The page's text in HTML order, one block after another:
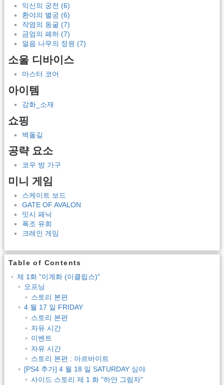
익신의 궁전 (6)
환야의 별궁 (6)
작염의 동굴 (7)
금엄의 폐허 (7)
얼음 나무의 정원 (7)
소울 디바이스
마스터 코어
아이템
강화_소재
쇼핑
벽돌길
공략 요소
코우 방 가구
미니 게임
스케이트 보드
GATE OF AVALON
밋시 패닉
폭조 유희
크레인 게임
Table of Contents
제 1화 "이계화 (이클립스)"
오프닝
스토리 본편
4 월 17 일 FRIDAY
스토리 본편
자유 시간
이벤트
자유 시간
스토리 본편 : 아르바이트
[PS4 추가] 4 월 18 일 SATURDAY 심야
사이드 스토리 제 1 화 "하얀 그림자"